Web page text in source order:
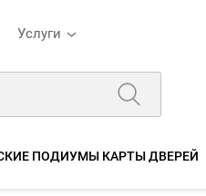
Услуги
ПОДИУМЫ КАРТЫ ДВЕРЕЙ